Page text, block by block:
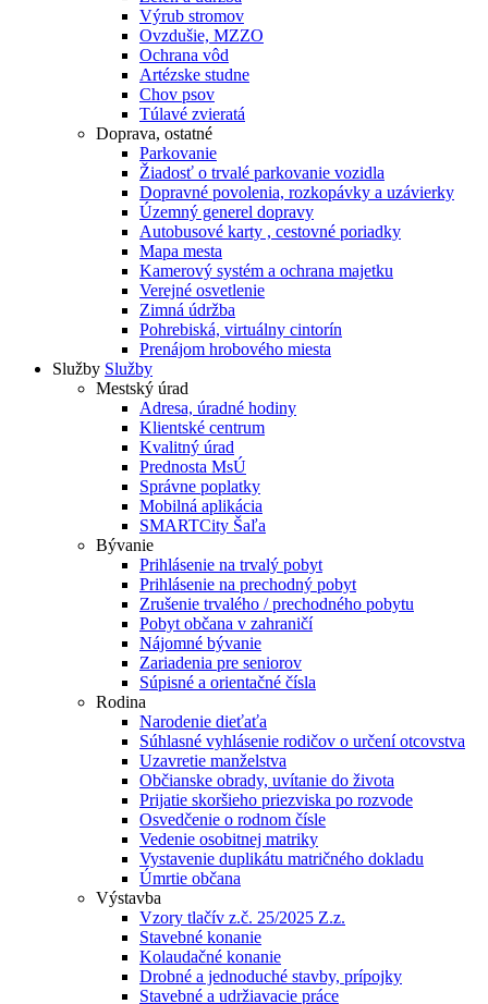
Výrub stromov
Ovzdušie, MZZO
Ochrana vôd
Artézske studne
Chov psov
Túlavé zvieratá
Doprava, ostatné
Parkovanie
Žiadosť o trvalé parkovanie vozidla
Dopravné povolenia, rozkopávky a uzávierky
Územný generel dopravy
Autobusové karty , cestovné poriadky
Mapa mesta
Kamerový systém a ochrana majetku
Verejné osvetlenie
Zimná údržba
Pohrebiská, virtuálny cintorín
Prenájom hrobového miesta
Služby Služby
Mestský úrad
Adresa, úradné hodiny
Klientské centrum
Kvalitný úrad
Prednosta MsÚ
Správne poplatky
Mobilná aplikácia
SMARTCity Šaľa
Bývanie
Prihlásenie na trvalý pobyt
Prihlásenie na prechodný pobyt
Zrušenie trvalého / prechodného pobytu
Pobyt občana v zahraničí
Nájomné bývanie
Zariadenia pre seniorov
Súpisné a orientačné čísla
Rodina
Narodenie dieťaťa
Súhlasné vyhlásenie rodičov o určení otcovstva
Uzavretie manželstva
Občianske obrady, uvítanie do života
Prijatie skoršieho priezviska po rozvode
Osvedčenie o rodnom čísle
Vedenie osobitnej matriky
Vystavenie duplikátu matričného dokladu
Úmrtie občana
Výstavba
Vzory tlačív z.č. 25/2025 Z.z.
Stavebné konanie
Kolaudačné konanie
Drobné a jednoduché stavby, prípojky
Stavebné a udržiavacie práce